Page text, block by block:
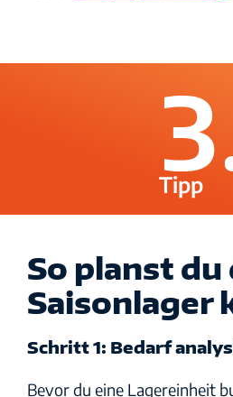
Tipp
So planst du
Saisonlager
Schritt 1: Bedarf
Bevor du eine Lagereinheit